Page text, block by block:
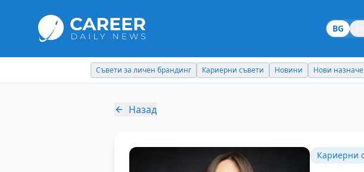
BG
Съвети за личен брандинг Кариерни съвети Новини Нови
Назад
Кариерни